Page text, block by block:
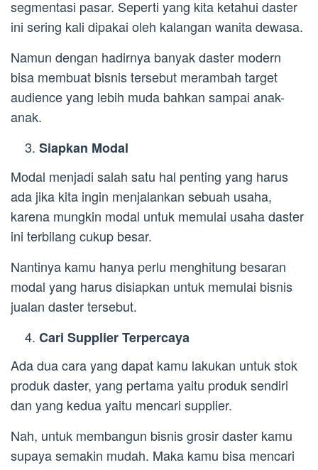
segmentasi pasar. Seperti yang kita ketahui daster
ini sering kali dipakai oleh kalangan wanita dewasa.
Namun dengan hadirnya banyak daster modern
bisa membuat bisnis tersebut merambah target
audience yang lebih muda bahkan sampai anak-
anak.
Siapkan Modal
Modal menjadi salah satu hal penting yang harus
ada jika kita ingin menjalankan sebuah usaha,
karena mungkin modal untuk memulai usaha daster
ini terbilang cukup besar.
Nantinya kamu hanya perlu menghitung besaran
modal yang harus disiapkan untuk memulai bisnis
jualan daster tersebut.
Cari Supplier Terpercaya
Ada dua cara yang dapat kamu lakukan untuk stok
produk daster, yang pertama yaitu produk sendiri
dan yang kedua yaitu mencari supplier.
Nah, untuk membangun bisnis grosir daster kamu
supaya semakin mudah. Maka kamu bisa mencari